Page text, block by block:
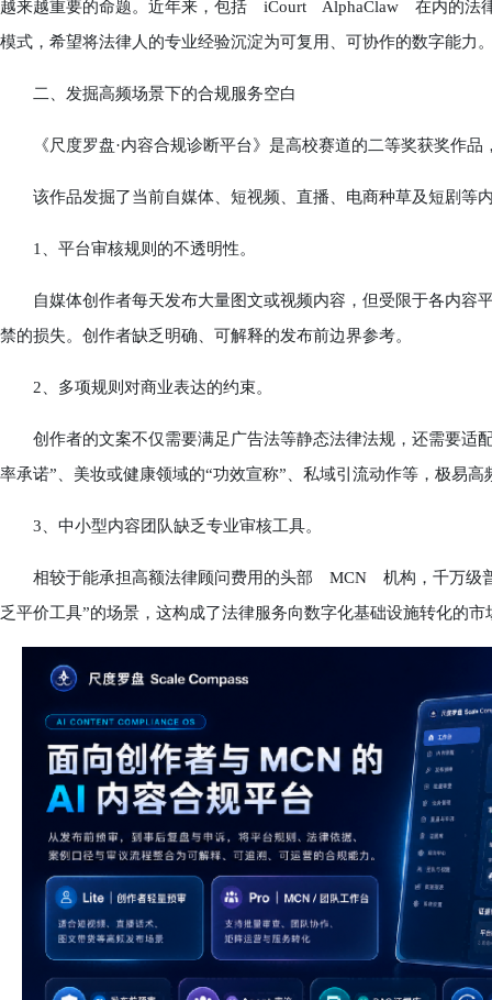
越来越重要的命题。近年来，包括 iCourt AlphaClaw 在内的
模式，希望将法律人的专业经验沉淀为可复用、可协作的数字能力
二、发掘高频场景下的合规服务空白
《尺度罗盘·内容合规诊断平台》是高校赛道的二等奖获奖作品
该作品发掘了当前自媒体、短视频、直播、电商种草及短剧等
1、平台审核规则的不透明性。
自媒体创作者每天发布大量图文或视频内容，但受限于各内容
禁的损失。创作者缺乏明确、可解释的发布前边界参考。
2、多项规则对商业表达的约束。
创作者的文案不仅需要满足广告法等静态法律法规，还需要适
率承诺”、美妆或健康领域的“功效宣称”、私域引流动作等，极易高
3、中小型内容团队缺乏专业审核工具。
相较于能承担高额法律顾问费用的头部 MCN 机构，千万级普
乏平价工具”的场景，这构成了法律服务向数字化基础设施转化的市